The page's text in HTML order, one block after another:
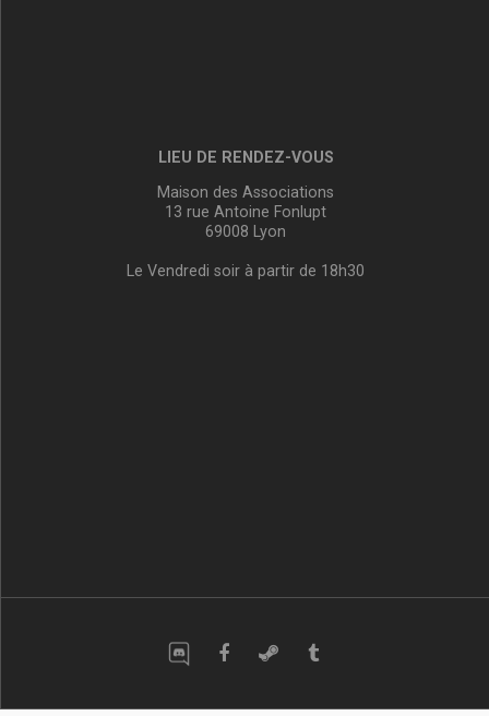
LIEU DE RENDEZ-VOUS
Maison des Associations
13 rue Antoine Fonlupt
69008 Lyon
Le Vendredi soir à partir de 18h30